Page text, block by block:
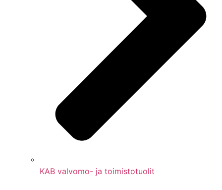
KAB valvomo- ja toimistotuolit